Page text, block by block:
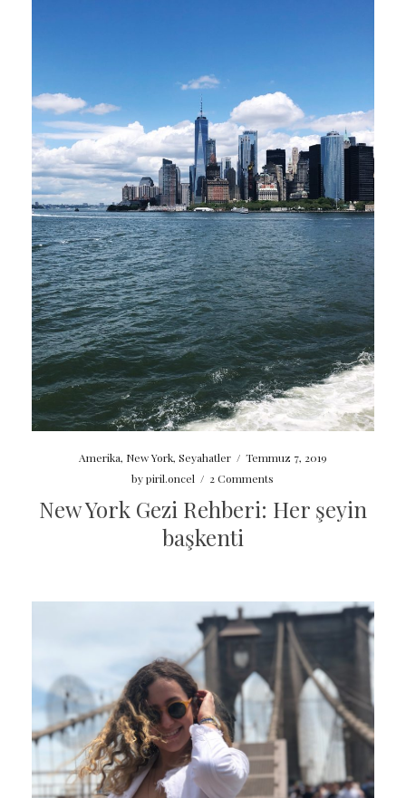
Amerika, New York, Seyahatler / Temmuz 7, 2019
bypiril.oncel / 2 Comments
New York Gezi Rehberi: Her şeyin
başkenti